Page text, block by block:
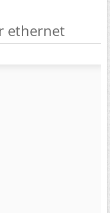
ethernet